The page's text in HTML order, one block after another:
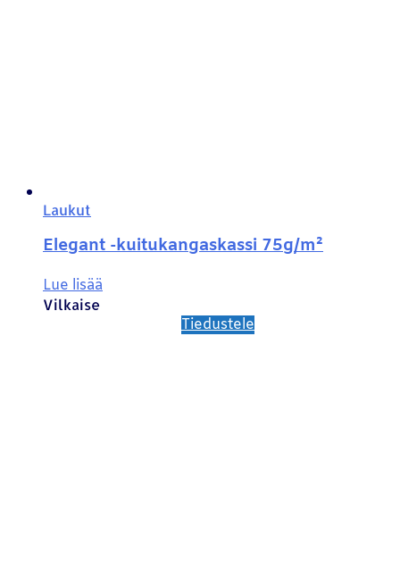
Laukut
Elegant -kuitukangaskassi 75g/m²
Lue lisää
Vilkaise
Tiedustele